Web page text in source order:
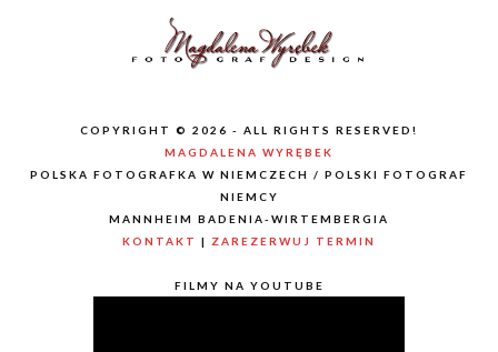
COPYRIGHT © 2026 - ALL RIGHTS RESERVED!
MAGDALENA WYRĘBEK
POLSKA FOTOGRAFKA W NIEMCZECH / POLSKI FOTOGRAF
NIEMCY
MANNHEIM BADENIA-WIRTEMBERGIA
KONTAKT | ZAREZERWUJ TERMIN
FILMY NA YOUTUBE